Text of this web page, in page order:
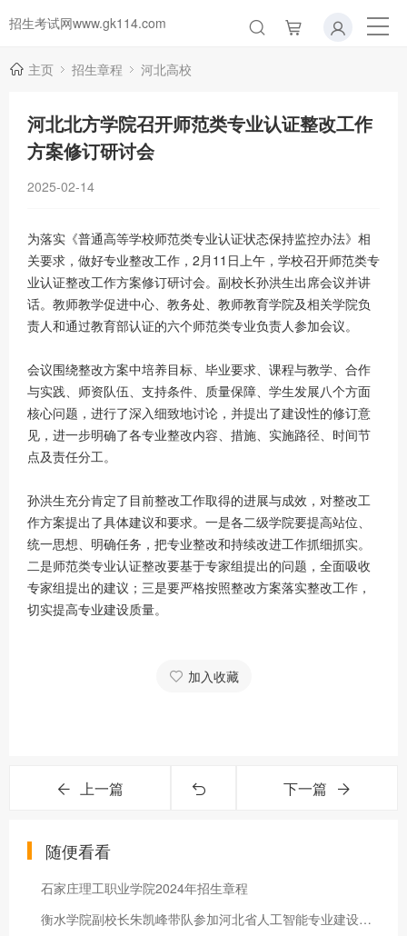
招生考试网www.gk114.com
主页 招生章程 河北高校
河北北方学院召开师范类专业认证整改工作
方案修订研讨会
2025-02-14
为落实《普通高等学校师范类专业认证状态保持监控办法》相
关要求，做好专业整改工作，2月11日上午，学校召开师范类专
业认证整改工作方案修订研讨会。副校长孙洪生出席会议并讲
话。教师教学促进中心、教务处、教师教育学院及相关学院负
责人和通过教育部认证的六个师范类专业负责人参加会议。
会议围绕整改方案中培养目标、毕业要求、课程与教学、合作
与实践、师资队伍、支持条件、质量保障、学生发展八个方面
核心问题，进行了深入细致地讨论，并提出了建设性的修订意
见，进一步明确了各专业整改内容、措施、实施路径、时间节
点及责任分工。
孙洪生充分肯定了目前整改工作取得的进展与成效，对整改工
作方案提出了具体建议和要求。一是各二级学院要提高站位、
统一思想、明确任务，把专业整改和持续改进工作抓细抓实。
二是师范类专业认证整改要基于专家组提出的问题，全面吸收
专家组提出的建议；三是要严格按照整改方案落实整改工作，
切实提高专业建设质量。
加入收藏
上一篇 下一篇
随便看看
石家庄理工职业学院2024年招生章程
衡水学院副校长朱凯峰带队参加河北省人工智能专业建设研讨会